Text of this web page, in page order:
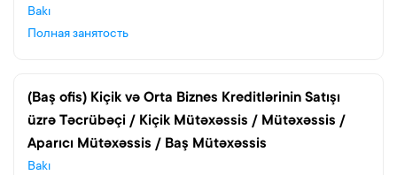
Bakı
Полная занятость
(Baş ofis) Kiçik və Orta Biznes Kreditlərinin Satışı
üzrə Təcrübəçi / Kiçik Mütəxəssis / Mütəxəssis /
Aparıcı Mütəxəssis / Baş Mütəxəssis
Bakı